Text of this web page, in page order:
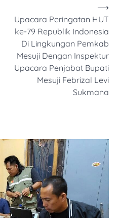
Upacara Peringatan HUT
ke-79 Republik Indonesia
Di Lingkungan Pemkab
Mesuji Dengan Inspektur
Upacara Penjabat Bupati
Mesuji Febrizal Levi
Sukmana
⟶